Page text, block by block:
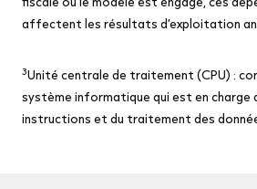
affectent les résultats d’exploitation
3Unité centrale de traitement (CPU) :
système informatique qui est en charge
instructions et du traitement des